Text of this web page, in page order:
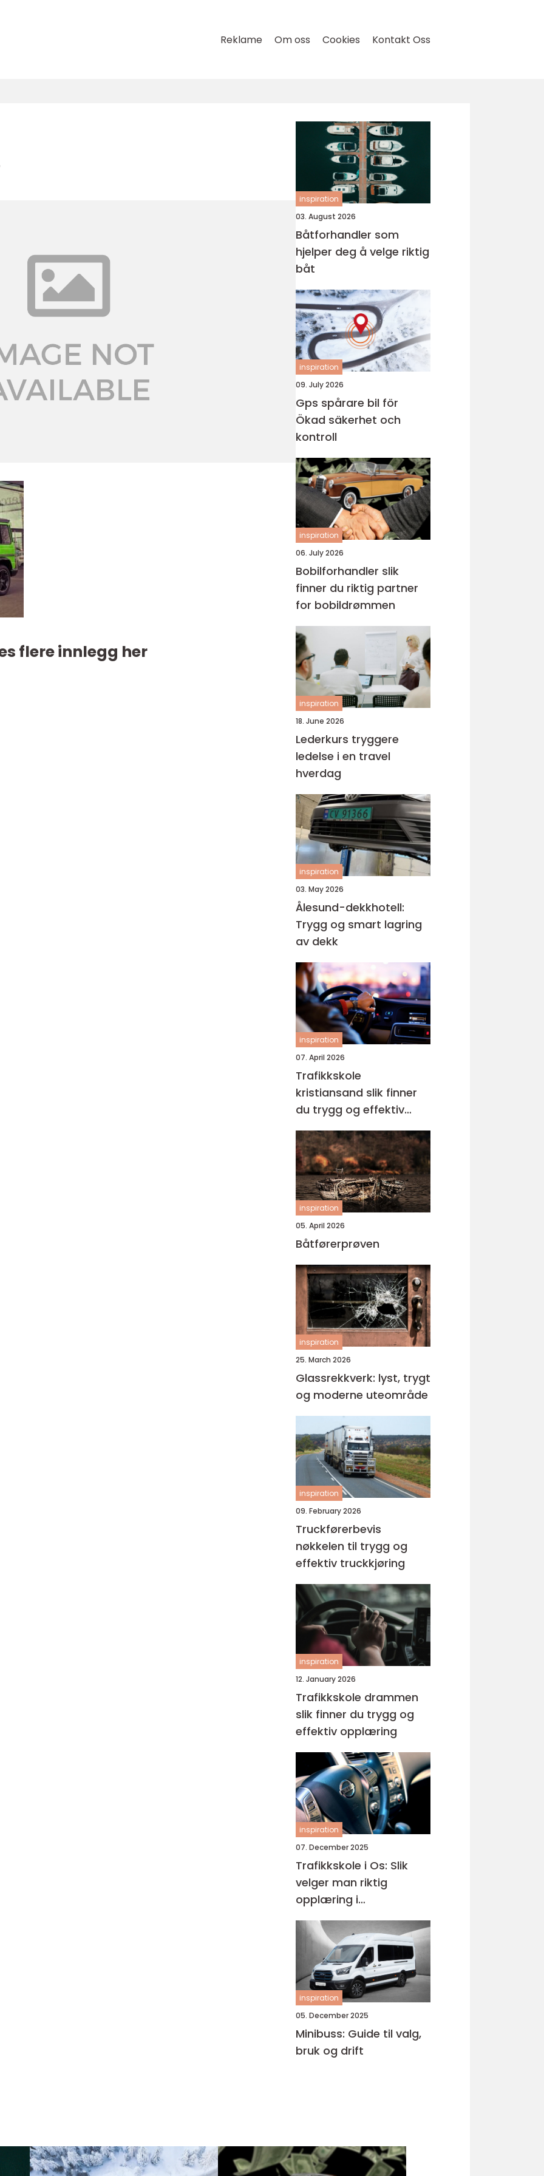
Reklame Om oss Cookies Kontakt Oss
flere innlegg her
inspiration
03. August 2026
Båtforhandler som
hjelper deg å velge riktig
båt
inspiration
09. July 2026
Gps spårare bil för
Ökad säkerhet och
kontroll
inspiration
06. July 2026
Bobilforhandler slik
finner du riktig partner
for bobildrømmen
inspiration
18. June 2026
Lederkurs tryggere
ledelse i en travel
hverdag
inspiration
03. May 2026
Ålesund-dekkhotell:
Trygg og smart lagring
av dekk
inspiration
07. April 2026
Trafikkskole
kristiansand slik finner
du trygg og effektiv
opplæring
inspiration
05. April 2026
Båtførerprøven
inspiration
25. March 2026
Glassrekkverk: lyst, trygt
og moderne uteområde
inspiration
09. February 2026
Truckførerbevis
nøkkelen til trygg og
effektiv truckkjøring
inspiration
12. January 2026
Trafikkskole drammen
slik finner du trygg og
effektiv opplæring
inspiration
07. December 2025
Trafikkskole i Os: Slik
velger man riktig
opplæring i
Bjørnafjorden
inspiration
05. December 2025
Minibuss: Guide til valg,
bruk og drift